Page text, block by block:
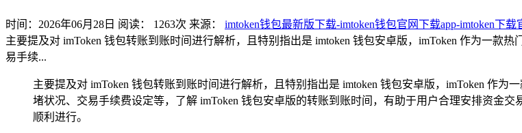
时间：2026年06月28日 阅读： 1263次 来源： imtoken钱包最新版下载-imtoken钱包官网下载app-imtoken下
主要提及对 imToken 钱包转账到账时间进行解析，且特别指出是 imtoken 钱包安卓版，imToken 作为一款
易手续...
主要提及对 imToken 钱包转账到账时间进行解析，且特别指出是 imtoken 钱包安卓版，imToken 作
堵状况、交易手续费设定等，了解 imToken 钱包安卓版的转账到账时间，有助于用户合理安排资金
顺利进行。